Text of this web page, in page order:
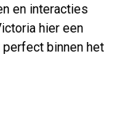
en interacties
hier een
binnen het